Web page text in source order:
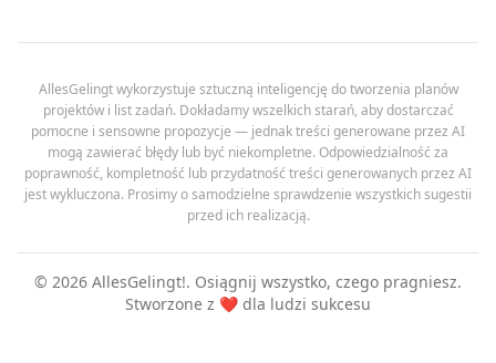
AllesGelingt wykorzystuje sztuczną inteligencję do tworzenia planów
projektów i list zadań. Dokładamy wszelkich starań, aby dostarczać
pomocne i sensowne propozycje — jednak treści generowane przez AI
mogą zawierać błędy lub być niekompletne. Odpowiedzialność za
poprawność, kompletność lub przydatność treści generowanych przez AI
jest wykluczona. Prosimy o samodzielne sprawdzenie wszystkich sugestii
przed ich realizacją.
© 2026 AllesGelingt!. Osiągnij wszystko, czego pragniesz.
Stworzone z ❤️ dla ludzi sukcesu